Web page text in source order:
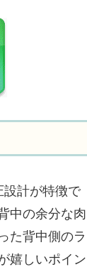
設計が特徴で
中の余分な肉
た背中側のラ
嬉しいポイン